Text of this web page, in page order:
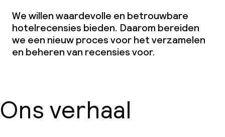
We willen waardevolle en betrouwbare
hotelrecensies bieden. Daarom bereiden
we een nieuw proces voor het verzamelen
en beheren van recensies voor.
Ons verhaal